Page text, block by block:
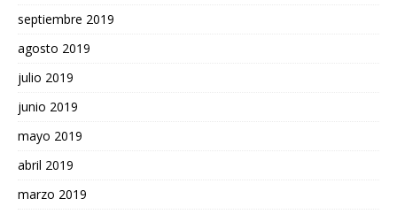
septiembre 2019
agosto 2019
julio 2019
junio 2019
mayo 2019
abril 2019
marzo 2019